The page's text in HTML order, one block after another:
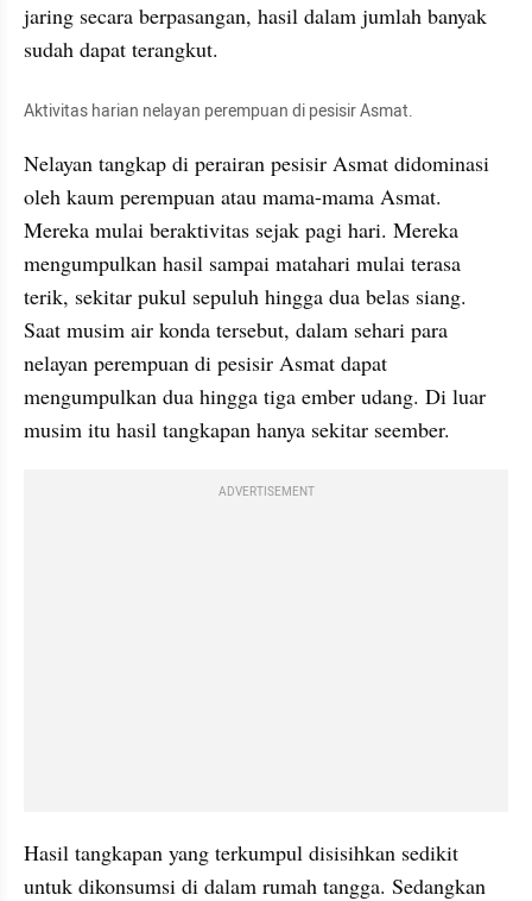
jaring secara berpasangan, hasil dalam jumlah banyak
sudah dapat terangkut.
Aktivitas harian nelayan perempuan di pesisir Asmat.
Nelayan tangkap di perairan pesisir Asmat didominasi
oleh kaum perempuan atau mama-mama Asmat.
Mereka mulai beraktivitas sejak pagi hari. Mereka
mengumpulkan hasil sampai matahari mulai terasa
terik, sekitar pukul sepuluh hingga dua belas siang.
Saat musim air konda tersebut, dalam sehari para
nelayan perempuan di pesisir Asmat dapat
mengumpulkan dua hingga tiga ember udang. Di luar
musim itu hasil tangkapan hanya sekitar seember.
ADVERTISEMENT
Hasil tangkapan yang terkumpul disisihkan sedikit
untuk dikonsumsi di dalam rumah tangga. Sedangkan